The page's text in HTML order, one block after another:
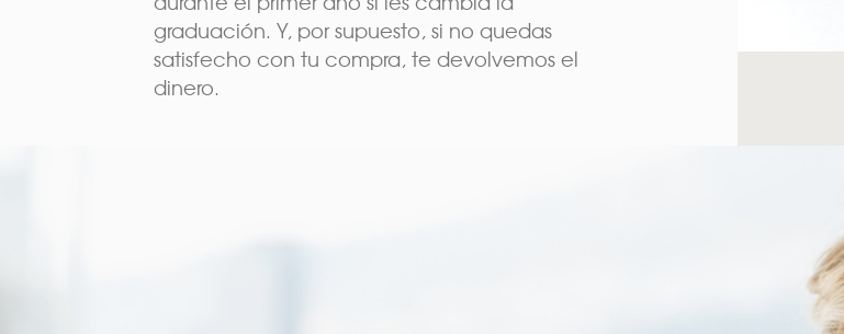
graduación. Y, por supuesto, si no quedas
satisfecho con tu compra, te devolvemos el
dinero.